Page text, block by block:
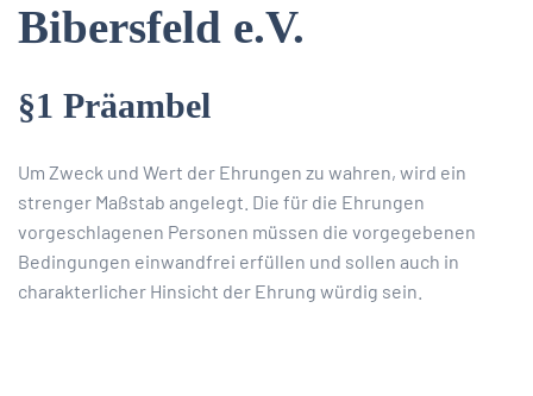
Bibersfeld e.V.
§1 Präambel
Um Zweck und Wert der Ehrungen zu wahren, wird ein
strenger Maßstab angelegt. Die für die Ehrungen
vorgeschlagenen Personen müssen die vorgegebenen
Bedingungen einwandfrei erfüllen und sollen auch in
charakterlicher Hinsicht der Ehrung würdig sein.